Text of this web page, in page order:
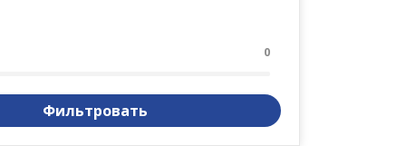
0
Фильтровать